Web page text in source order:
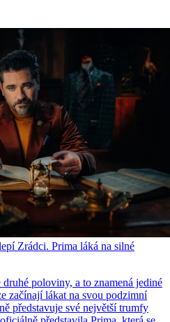
Zrádci. Prima láká na silné
poloviny, a to znamená jediné
začínají lákat na svou podzimní
představuje své největší trumfy